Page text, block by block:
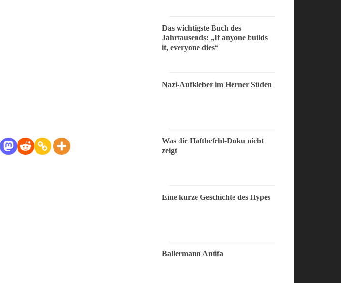
Das wichtigste Buch des
Jahrtausends: „If anyone builds
it, everyone dies“
Nazi-Aufkleber im Herner Süden
Was die Haftbefehl-Doku nicht
zeigt
Eine kurze Geschichte des Hypes
Ballermann Antifa